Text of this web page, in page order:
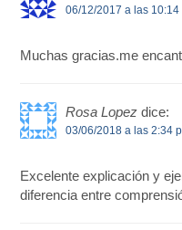
06/12/2017 a las 10:14
Muchas gracias.me
Rosa Lopez dice:
03/06/2018 a las 2:34
Excelente explicación y
diferencia entre